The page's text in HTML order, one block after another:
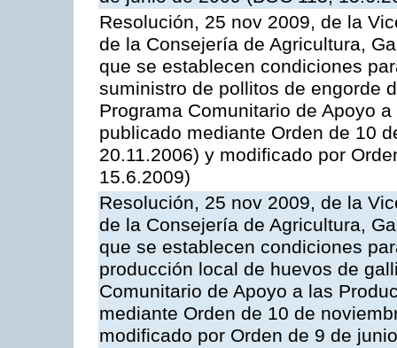
Resolución, 25 nov 2009, de la
de la Consejería de Agricultura,
que se establecen condiciones
suministro de pollitos de engorde
Programa Comunitario de Apoyo
publicado mediante Orden de 10
20.11.2006) y modificado por
15.6.2009)
Resolución, 25 nov 2009, de la
de la Consejería de Agricultura,
que se establecen condiciones
producción local de huevos de
Comunitario de Apoyo a las
mediante Orden de 10 de
modificado por Orden de 9 de